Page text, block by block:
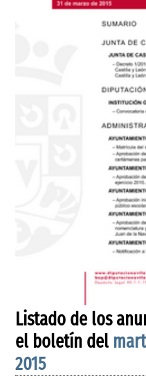
Listado de los
el boletín del
2015